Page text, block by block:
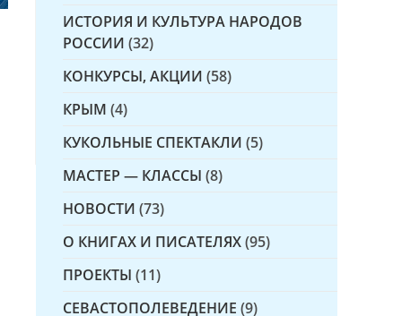
ИСТОРИЯ И КУЛЬТУРА НАРОДОВ
РОССИИ (32)
КОНКУРСЫ, АКЦИИ (58)
КРЫМ (4)
КУКОЛЬНЫЕ СПЕКТАКЛИ (5)
МАСТЕР — КЛАССЫ (8)
НОВОСТИ (73)
О КНИГАХ И ПИСАТЕЛЯХ(95)
ПРОЕКТЫ (11)
СЕВАСТОПОЛЕВЕДЕНИЕ (9)